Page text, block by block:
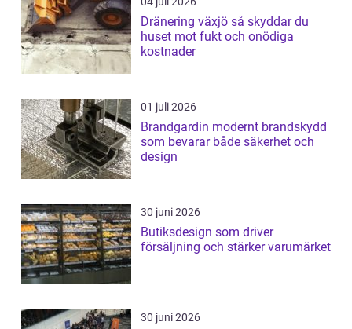
Dränering växjö så skyddar du
huset mot fukt och onödiga
kostnader
01 juli 2026
Brandgardin modernt brandskydd
som bevarar både säkerhet och
design
30 juni 2026
Butiksdesign som driver
försäljning och stärker varumärket
30 juni 2026